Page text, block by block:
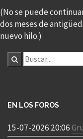
(No se puede
dos meses de
nuevo hilo.)
EN LOS FOROS
15-07-2026 20:06